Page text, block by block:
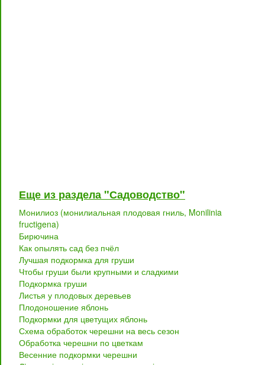
Еще из раздела "Садоводство"
Монилиоз (монилиальная плодовая гниль, Monilinia
fructigena)
Бирючина
Как опылять сад без пчёл
Лучшая подкормка для груши
Чтобы груши были крупными и сладкими
Подкормка груши
Листья у плодовых деревьев
Плодоношение яблонь
Подкормки для цветущих яблонь
Схема обработок черешни на весь сезон
Обработка черешни по цветкам
Весенние подкормки черешни